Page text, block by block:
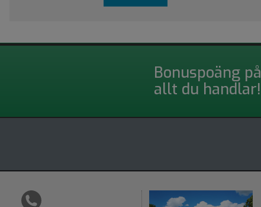
Bonuspoäng på
allt du handlar!